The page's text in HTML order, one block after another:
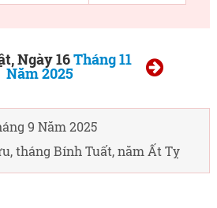
Ngày 16Tháng 11
Năm 2025
9 Năm 2025
tháng Bính Tuất, năm Ất Tỵ